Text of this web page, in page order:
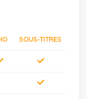
SOUS-TITRES